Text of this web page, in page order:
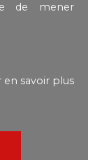
de mener
savoir plus